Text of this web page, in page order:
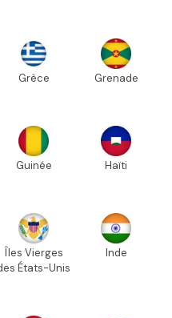
Grèce Grenade
Guinée Haïti
Îles Vierges
États-Unis
Inde